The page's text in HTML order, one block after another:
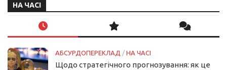
НА ЧАСІ
АБСУРДОПЕРЕКЛАД / НА ЧАСІ
Щодо стратегічного прогнозування: як це